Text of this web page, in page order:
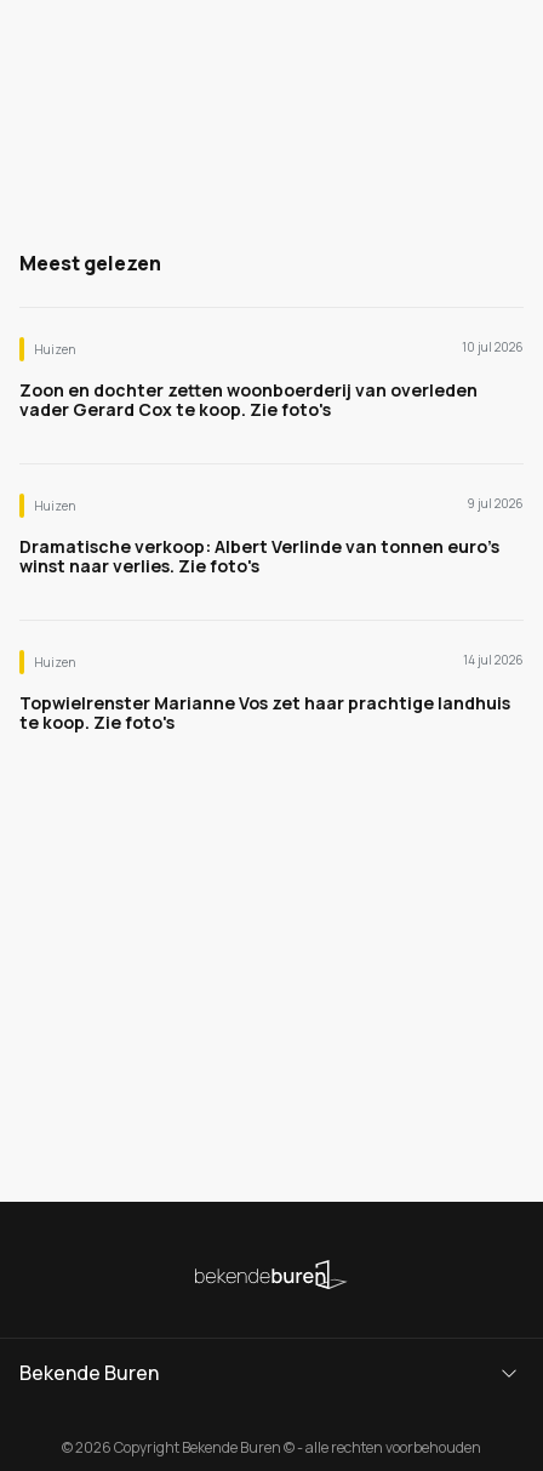
Meest gelezen
Huizen 10 jul 2026
Zoon en dochter zetten woonboerderij van overleden
vader Gerard Cox te koop. Zie foto's
Huizen 9 jul 2026
Dramatische verkoop: Albert Verlinde van tonnen euro's
winst naar verlies. Zie foto's
Huizen 14 jul 2026
Topwielrenster Marianne Vos zet haar prachtige landhuis
te koop. Zie foto's
Bekende Buren
© 2026 Copyright Bekende Buren © - alle rechten voorbehouden